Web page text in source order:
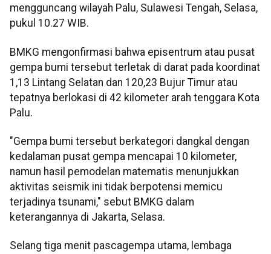
mengguncang wilayah Palu, Sulawesi Tengah, Selasa,
pukul 10.27 WIB.
BMKG mengonfirmasi bahwa episentrum atau pusat
gempa bumi tersebut terletak di darat pada koordinat
1,13 Lintang Selatan dan 120,23 Bujur Timur atau
tepatnya berlokasi di 42 kilometer arah tenggara Kota
Palu.
"Gempa bumi tersebut berkategori dangkal dengan
kedalaman pusat gempa mencapai 10 kilometer,
namun hasil pemodelan matematis menunjukkan
aktivitas seismik ini tidak berpotensi memicu
terjadinya tsunami," sebut BMKG dalam
keterangannya di Jakarta, Selasa.
Selang tiga menit pascagempa utama, lembaga